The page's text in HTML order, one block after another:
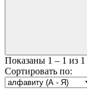
Показаны 1 – 1 из 1
Сортировать по: